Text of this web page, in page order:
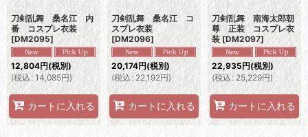
刀剣乱舞 桑名江 内
番 コスプレ衣装
[DM2095]
12,804円(税別)
(税込 : 14,085円)
カートに入れる
刀剣乱舞 桑名江 コ
スプレ衣装
[DM2096]
20,174円(税別)
(税込: 22,192円)
カートに入れる
刀剣乱舞 南海太郎朝
尊 正装 コスプレ衣
装 [DM2097]
22,935円(税別)
(税込: 25,229円)
カートに入れる